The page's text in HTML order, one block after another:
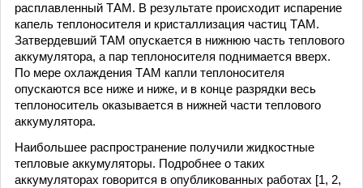
расплавленный ТАМ. В результате происходит испарение
капель теплоносителя и кристаллизация частиц ТАМ.
Затвердевший ТАМ опускается в нижнюю часть теплового
аккумулятора, а пар теплоносителя поднимается вверх.
По мере охлаждения ТАМ капли теплоносителя
опускаются все ниже и ниже, и в конце разрядки весь
теплоноситель оказывается в нижней части теплового
аккумулятора.
Наибольшее распространение получили жидкостные
тепловые аккумуляторы. Подробнее о таких
аккумуляторах говорится в опубликованных работах [1, 2,